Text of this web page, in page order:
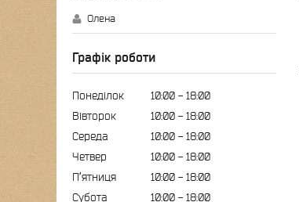
Олена
Графік роботи
Понеділок 10:00
18:00
Вівторок
10:00
18:00
Середа
10:00
18:00
Четвер
10:00
18:00
Пʼятниця
10:00
18:00
Субота
10:00 18:00